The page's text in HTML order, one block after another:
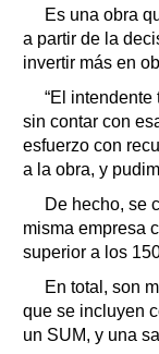
Es una obra
a partir de la
invertir más en
“El
sin contar con
esfuerzo con
a la obra, y
De hecho, se
misma empresa
superior a los
En total, son
que se incluyen
un SUM, y una